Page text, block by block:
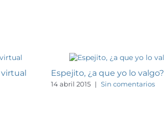
Espejito, ¿a que yo lo valgo?
14 abril 2015 | Sin comentarios